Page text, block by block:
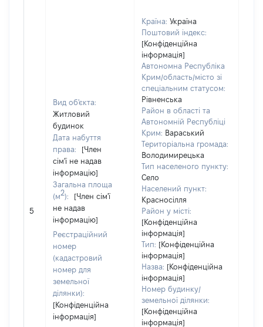
5
Вид об'єкта:
Житловий
будинок
Дата набуття
права:
[Член
сім'ї не надав
інформацію]
Загальна площа
(м2):
[Член сім'ї
не надав
інформацію]
Реєстраційний
номер
(кадастровий
номер для
земельної
ділянки):
[Конфіденційна
інформація]
Країна: Україна
Поштовий індекс:
[Конфіденційна
інформація]
Автономна Республіка
Крим/область/місто зі
спеціальним статусом:
Рівненська
Район в області та
Автономній Республіці
Крим: Вараський
Територіальна громада:
Володимирецька
Тип населеного пункту:
Село
Населений пункт:
Красносілля
Район у місті:
[Конфіденційна
інформація]
Тип: [Конфіденційна
інформація]
Назва: [Конфіденційна
інформація]
Номер будинку/
земельної ділянки:
[Конфіденційна
інформація]